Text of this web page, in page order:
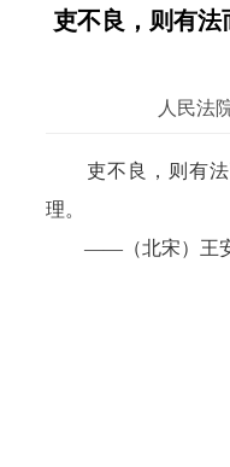
吏不良，则有
人民法
吏不良，则有法
理。
——（北宋）王